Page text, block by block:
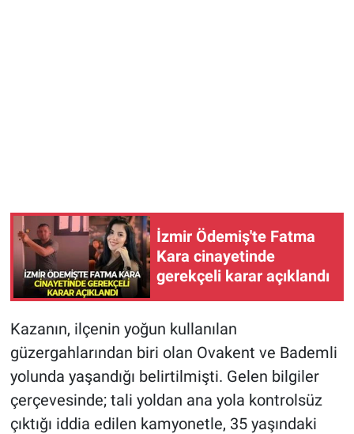
İzmir Ödemiş'te Fatma
Kara cinayetinde
gerekçeli karar açıklandı
Kazanın, ilçenin yoğun kullanılan
güzergahlarından biri olan Ovakent ve Bademli
yolunda yaşandığı belirtilmişti. Gelen bilgiler
çerçevesinde; tali yoldan ana yola kontrolsüz
çıktığı iddia edilen kamyonetle, 35 yaşındaki